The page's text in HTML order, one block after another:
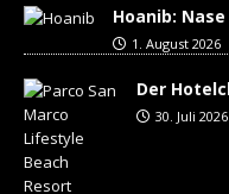
Hoanib:
1. August 2026
Der
30. Juli 2026